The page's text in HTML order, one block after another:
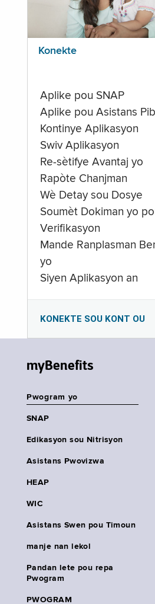
Konekte
Aplike pou SNAP
Aplike pou Asistans
Kontinye Aplikasyon
Swiv Aplikasyon
Re-sètifye Avantaj yo
Rapòte Chanjman
Wè Detay sou Dosye
Soumèt Dokiman yo
Verifikasyon
Mande Ranplasman
yo
Siyen Aplikasyon an
KONEKTE SOU KONT OU
myBenefits
Pwogram yo
SNAP
Edikasyon sou Nitrisyon
Asistans Pwovizwa
HEAP
WIC
Asistans Swen pou Timoun
manje nan lekol
Pandan lete pou repa
Pwogram
PWOGRAM